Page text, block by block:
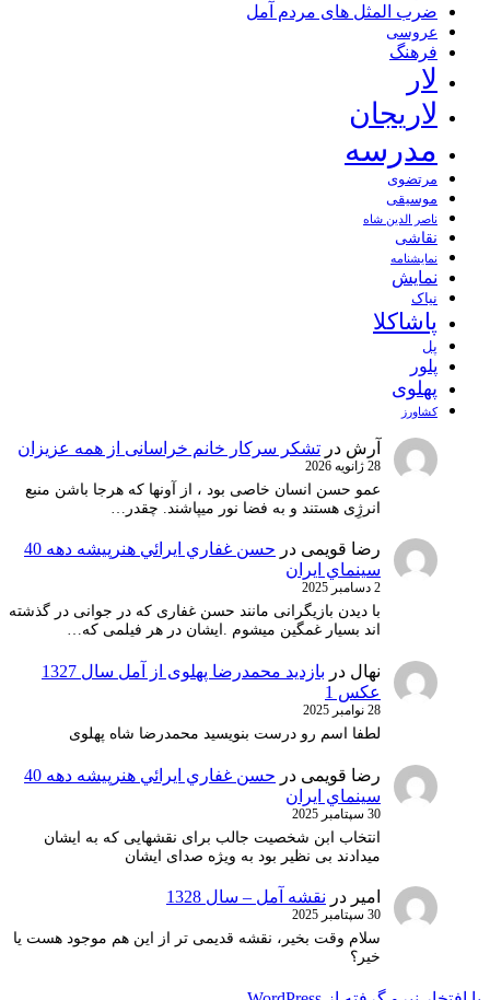
ضرب المثل های مردم آمل
عروسی
فرهنگ
لار
لاریجان
مدرسه
مرتضوی
موسیقی
ناصر الدین شاه
نقاشی
نمايشنامه
نمایش
نیاک
پاشاکلا
پل
پلور
پهلوی
کشاورز
آرش در تشکر سرکار خانم خراسانی از همه عزیزان
28 ژانویه 2026
عمو حسن انسان خاصی بود ، از آونها که هرجا باشن منبع
انرژِی هستند و به فضا نور میپاشند. چقدر…
رضا قویمی در
حسن غفاري ايرائي هنرپيشه دهه 40
سينماي ايران
2 دسامبر 2025
با دیدن بازیگرانی مانند حسن غفاری که در جوانی در گذشته
اند بسیار غمگین میشوم .ایشان در هر فیلمی که…
نهال در
بازدید محمدرضا پهلوی از آمل سال 1327
عکس 1
28 نوامبر 2025
لطفا اسم رو درست بنویسید محمدرضا شاه پهلوی
رضا قویمی در
حسن غفاري ايرائي هنرپيشه دهه 40
سينماي ايران
30 سپتامبر 2025
انتخاب ابن شخصیت جالب برای نقشهایی که به ایشان
میدادند بی نظیر بود به ویژه صدای ایشان
امیر در نقشه آمل – سال 1328
30 سپتامبر 2025
سلام وقت بخیر، نقشه قدیمی تر از این هم موجود هست یا
خیر؟